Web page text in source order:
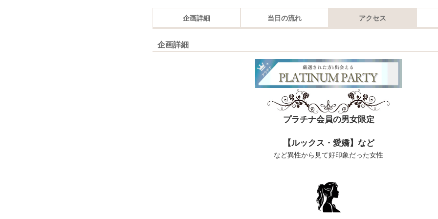
企画詳細 当日の流れ アクセス
企画詳細
プラチナ会員の男女限定
【ルックス・愛嬌】など
など異性から見て好印象だった女性